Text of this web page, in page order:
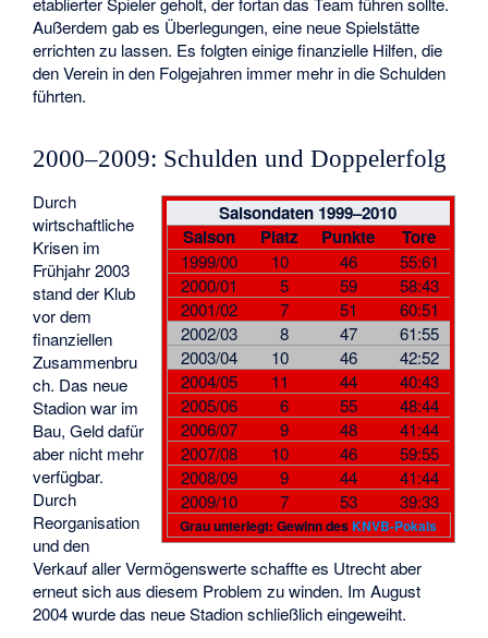
Außerdem gab es Überlegungen, eine neue Spielstätte
errichten zu lassen. Es folgten einige finanzielle Hilfen, die
den Verein in den Folgejahren immer mehr in die Schulden
führten.
2000–2009: Schulden und Doppelerfolg
Saisondaten 1999–2010
Saison
Platz Punkte Tore
1999/00 10 46
55:61
2000/01
5 59
58:43
2001/02
7 51
60:51
2002/03
8 47
61:55
2003/04
10 46
42:52
2004/05
11 44
40:43
2005/06
6 55
48:44
2006/07
9 48
41:44
2007/08
10 46
59:55
2008/09
9 44
41:44
2009/10
7 53 39:33
Grau unterlegt: Gewinn desKNVB-Pokals
Durch
wirtschaftliche
Krisen im
Frühjahr 2003
stand der Klub
vor dem
finanziellen
Zusammenbru
ch. Das neue
Stadion war im
Bau, Geld dafür
aber nicht mehr
verfügbar.
Durch
Reorganisation
und den
Verkauf aller Vermögenswerte schaffte es Utrecht aber
erneut sich aus diesem Problem zu winden. Im August
2004 wurde das neue Stadion schließlich eingeweiht.